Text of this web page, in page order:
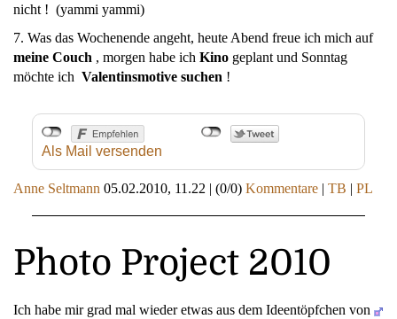
nicht ! (yammi yammi)
7. Was das Wochenende angeht, heute Abend freue ich mich auf
meine Couch , morgen habe ich Kino geplant und Sonntag
möchte ich Valentinsmotive suchen !
Als Mail versenden
Anne Seltmann 05.02.2010, 11.22 | (0/0) Kommentare | TB | PL
Photo Project 2010
Ich habe mir grad mal wieder etwas aus dem Ideentöpfchen von